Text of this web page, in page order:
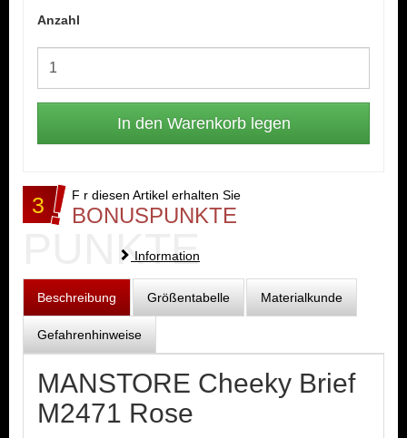
Anzahl
3 F r diesen Artikel erhalten Sie
BONUSPUNKTE
PUNKTE
Information
Beschreibung Größentabelle Materialkunde
Gefahrenhinweise
MANSTORE Cheeky Brief
M2471 Rose